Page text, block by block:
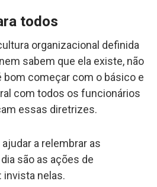
todos
organizacional definida
sabem que ela existe, não
bom começar com o básico e
com todos os funcionários
essas diretrizes.
a relembrar as
são as ações de
invista nelas.